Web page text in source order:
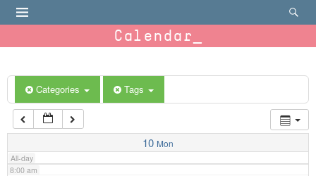
Calendar
Categories Tags
10 Mon
All-day
6:00 am
7:00 am
8:00 am